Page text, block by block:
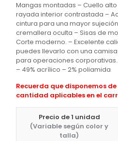
Mangas montadas – Cuello alto
rayada interior contrastada –
cintura para una mayor
cremallera oculta – Sisas de
Corte moderno. – Excelente
puedes llevarlo con una
para operaciones
– 49% acrílico – 2% poliamida
Recuerda que disponemos
cantidad aplicables en el
Precio de 1 unidad
(Variable según color y
talla)